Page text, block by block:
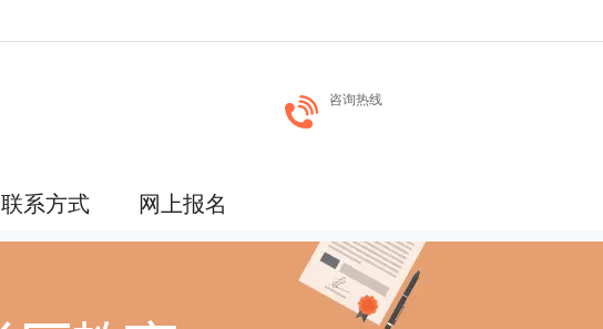
咨询热线
联系方式 网上报名